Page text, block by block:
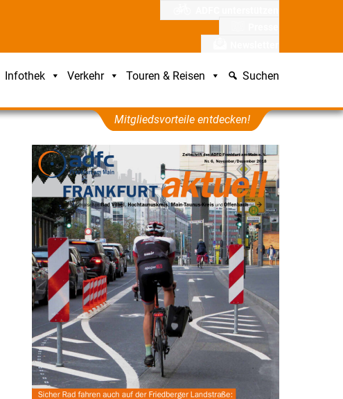
Infothek Verkehr Touren & Reisen Suchen
Mitgliedsvorteile entdecken!